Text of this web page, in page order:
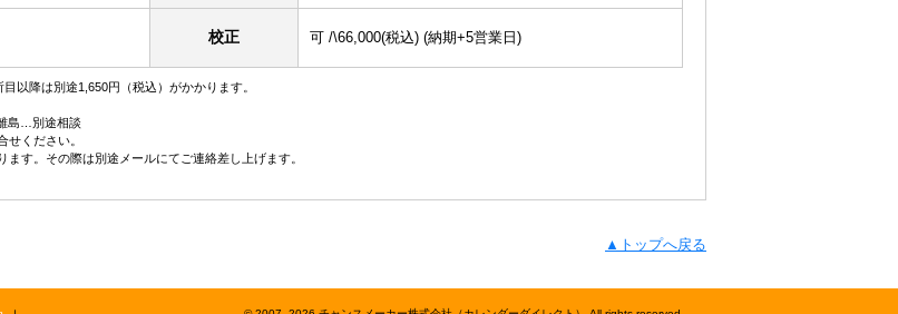
校正 可 /\66,000(税込) (納期+5営業日)
以降は別途1,650円（税込）がかかります。
島…別途相談
ください。
す。その際は別途メールにてご連絡差し上げます。
▲トップへ戻る